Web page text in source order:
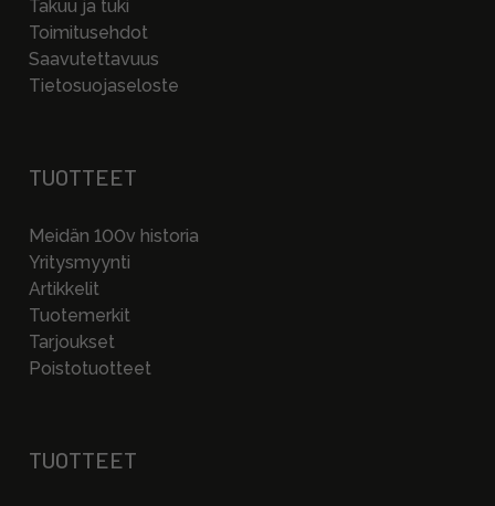
Takuu ja tuki
Toimitusehdot
Saavutettavuus
Tietosuojaseloste
TUOTTEET
Meidän 100v historia
Yritysmyynti
Artikkelit
Tuotemerkit
Tarjoukset
Poistotuotteet
TUOTTEET